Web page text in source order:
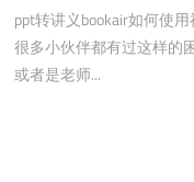
ppt转讲义bookair如何使
很多小伙伴都有过这样的
或者是老师...